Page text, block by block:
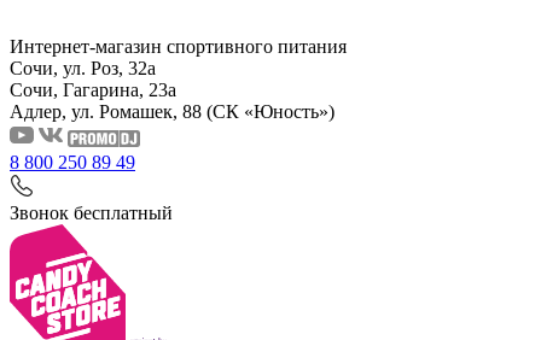
Интернет-магазин спортивного питания
Сочи, ул. Роз, 32а
Сочи, Гагарина, 23а
Адлер, ул. Ромашек, 88 (СК «Юность»)
8 800 250 89 49
Звонок бесплатный